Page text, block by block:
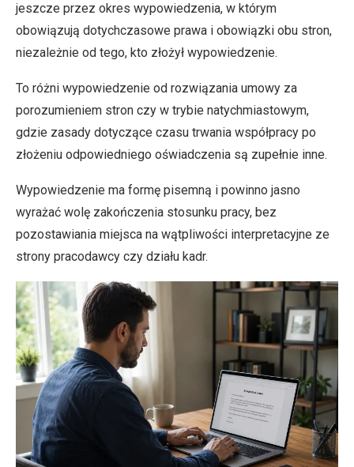
jeszcze przez okres wypowiedzenia, w którym
obowiązują dotychczasowe prawa i obowiązki obu stron,
niezależnie od tego, kto złożył wypowiedzenie.
To różni wypowiedzenie od rozwiązania umowy za
porozumieniem stron czy w trybie natychmiastowym,
gdzie zasady dotyczące czasu trwania współpracy po
złożeniu odpowiedniego oświadczenia są zupełnie inne.
Wypowiedzenie ma formę pisemną i powinno jasno
wyrażać wolę zakończenia stosunku pracy, bez
pozostawiania miejsca na wątpliwości interpretacyjne ze
strony pracodawcy czy działu kadr.